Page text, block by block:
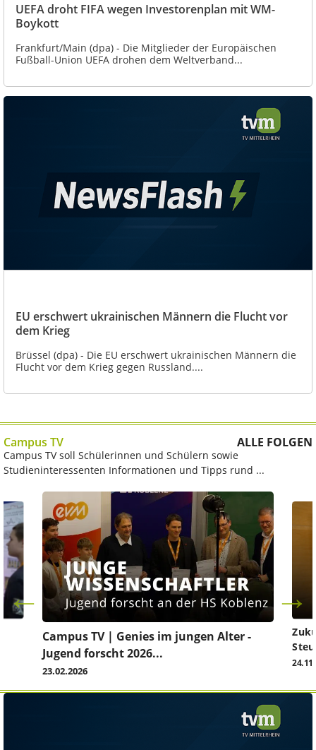
UEFA droht FIFA wegen Investorenplan mit WM-
Boykott
Frankfurt/Main (dpa) - Die Mitglieder der Europäischen
Fußball-Union UEFA drohen dem Weltverband...
EU erschwert ukrainischen Männern die Flucht vor
dem Krieg
Brüssel (dpa) - Die EU erschwert ukrainischen Männern die
Flucht vor dem Krieg gegen Russland....
Campus TV ALLE FOLGEN
Campus TV soll Schülerinnen und Schülern sowie
Studieninteressenten Informationen und Tipps rund ...
Campus TV | Genies im jungen Alter -
Jugend forscht 2026...
23.02.2026